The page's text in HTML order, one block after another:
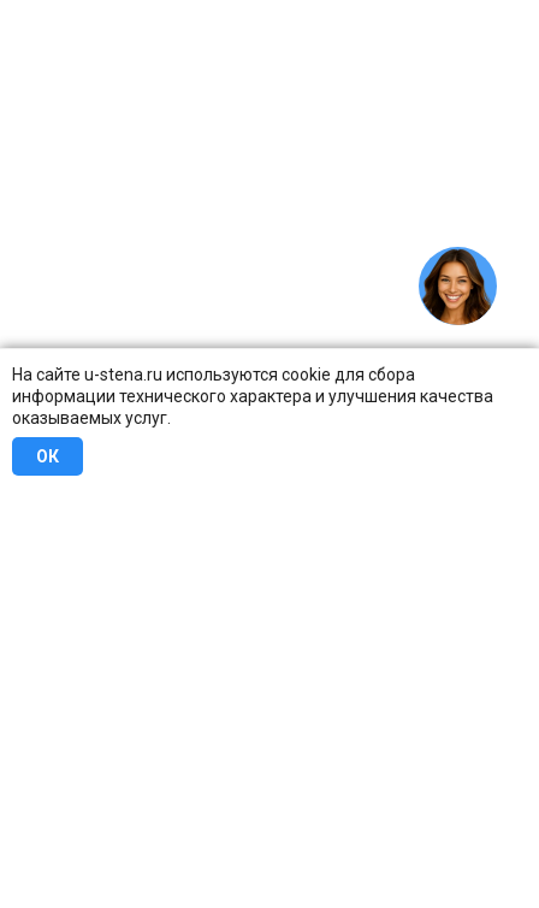
На сайте u-stena.ru используются cookie для сбора
информации технического характера и улучшения качества
оказываемых услуг.
ОК